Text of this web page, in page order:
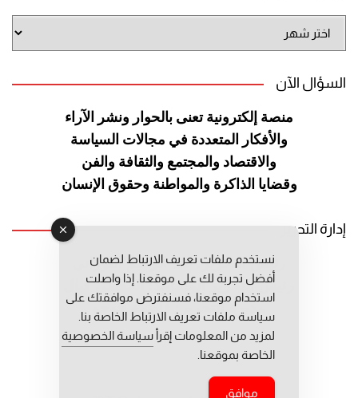
الموقع
السؤال الآن
منصة إلكترونية تعنى بالحوار ونشر الآراء
والأفكار المتعددة في مجالات السياسة
والاقتصاد والمجتمع والثقافة والفن
وقضايا الذاكرة والمواطنة وحقوق الإنسان
إدارة التحرير
رئيس التحرير: عبد الرحيم التوراني
رئيس التحرير المساعد: المعطي قبال
مديرة التحرير: فاطمة حوحو
نستخدم ملفات تعريف الارتباط لضمان
أفضل تجربة لك على موقعنا. إذا واصلت
استخدام موقعنا، فسنفترض موافقتك على
سياسة ملفات تعريف الارتباط الخاصة بنا.
لمزيد من المعلومات إقرأ سياسة الخصوصية
الخاصة بموقعنا.
موافق